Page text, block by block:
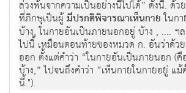
ล่วงพ้นจากความเป็นอย่างนี้ไปได้” ดังนี้. ด้ว
ที่ภิกษุเป็นผู้มีปรกติพิจารณาเห็นกายในก
บ้าง, ในกายอันเป็นภายนอกอยู่ บ้าง , .... ฯ
ไปนี้ เหมือนตอนท้ายของหมวด ก. อันว่าด้ว
ออก ตั้งแต่คำว่า “ในกายอันเป็นภายนอก (
บ้าง,” ไปจนถึงคำว่า “เห็นกายในกายอยู่ แม้
นี้.").